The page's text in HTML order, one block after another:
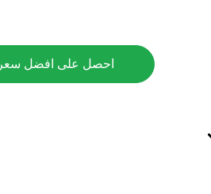
احصل على افضل سعر